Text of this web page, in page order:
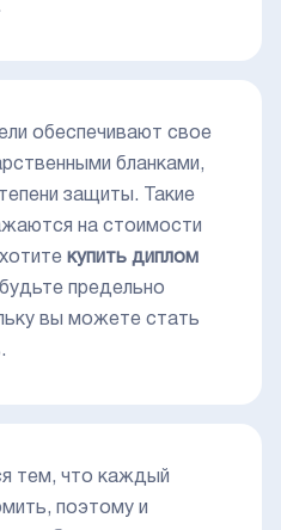
обеспечивают свое
бланками,
защиты. Такие
на стоимости
купить диплом
предельно
вы можете стать
тем, что каждый
поэтому и